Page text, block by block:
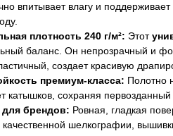
впитывает влагу и
плотность 240 г/м²: Этот
баланс. Он непрозрачный и
создает красивую
премиум-класса: Полотно
катышков, сохраняя первозданный
брендов: Ровная, гладкая
качественной шелкографии,